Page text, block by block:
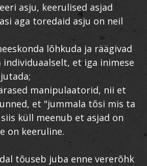
asju, keerulised asjad
aga toredaid asju on neil
lõhkuda ja räägivad
individuaalselt, et iga inimese
manipulaatorid, nii et
et "jummala tõsi mis ta
küll meenub et asjad on
on keeruline.
tõuseb juba enne vererõhk